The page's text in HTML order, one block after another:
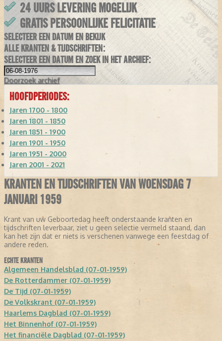
24 UURS LEVERING MOGELIJK
GRATIS PERSOONLIJKE FELICITATIE
SELECTEER EEN DATUM EN BEKIJK
ALLE KRANTEN & TIJDSCHRIFTEN:
SELECTEER EEN DATUM EN ZOEK IN HET ARCHIEF:
Doorzoek archief
HOOFDPERIODES:
Jaren 1700 - 1800
Jaren 1801 - 1850
Jaren 1851 - 1900
Jaren 1901 - 1950
Jaren 1951 - 2000
Jaren 2001 - 2021
KRANTEN EN TIJDSCHRIFTEN VAN WOENSDAG 7
JANUARI 1959
Krant van uw Geboortedag heeft onderstaande kranten en
tijdschriften leverbaar, ziet u geen selectie vermeld staand, dan
kan het zijn dat er niets is verschenen vanwege een feestdag of
andere reden.
ECHTE KRANTEN
Algemeen Handelsblad (07-01-1959)
De Rotterdammer (07-01-1959)
De Tijd (07-01-1959)
De Volkskrant (07-01-1959)
Haarlems Dagblad (07-01-1959)
Het Binnenhof (07-01-1959)
Het financiële Dagblad (07-01-1959)